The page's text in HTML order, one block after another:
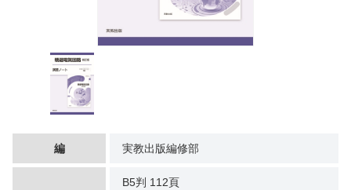
編 実教出版編修部
B5判 112頁